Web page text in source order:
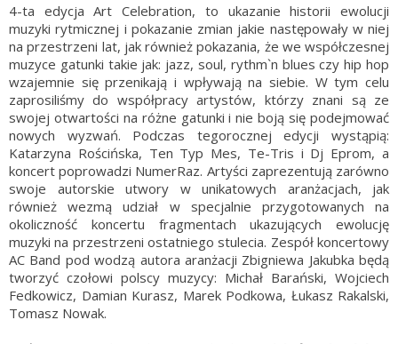
4-ta edycja Art Celebration, to ukazanie historii ewolucji
muzyki rytmicznej i pokazanie zmian jakie następowały w niej
na przestrzeni lat, jak również pokazania, że we współczesnej
muzyce gatunki takie jak: jazz, soul, rythm`n blues czy hip hop
wzajemnie się przenikają i wpływają na siebie. W tym celu
zaprosiliśmy do współpracy artystów, którzy znani są ze
swojej otwartości na różne gatunki i nie boją się podejmować
nowych wyzwań. Podczas tegorocznej edycji wystąpią:
Katarzyna Rościńska, Ten Typ Mes, Te-Tris i Dj Eprom, a
koncert poprowadzi NumerRaz. Artyści zaprezentują zarówno
swoje autorskie utwory w unikatowych aranżacjach, jak
również wezmą udział w specjalnie przygotowanych na
okoliczność koncertu fragmentach ukazujących ewolucję
muzyki na przestrzeni ostatniego stulecia. Zespół koncertowy
AC Band pod wodzą autora aranżacji Zbigniewa Jakubka będą
tworzyć czołowi polscy muzycy: Michał Barański, Wojciech
Fedkowicz, Damian Kurasz, Marek Podkowa, Łukasz Rakalski,
Tomasz Nowak.